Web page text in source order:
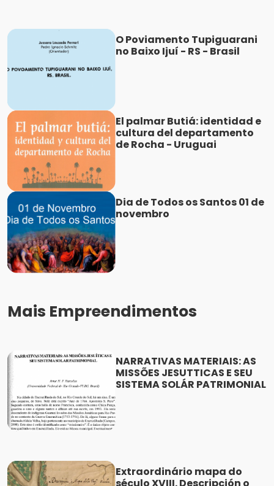
O Poviamento Tupiguarani
no Baixo Ijuí - RS - Brasil
El palmar Butiá: identidad e
cultura del departamento
de Rocha - Uruguai
Dia de Todos os Santos 01 de
novembro
Mais Empreendimentos
NARRATIVAS MATERIAIS: AS
MISSÕES JESUTTICAS E SEU
SISTEMA SOLÁR PATRIMONIAL
Extraordinário mapa do